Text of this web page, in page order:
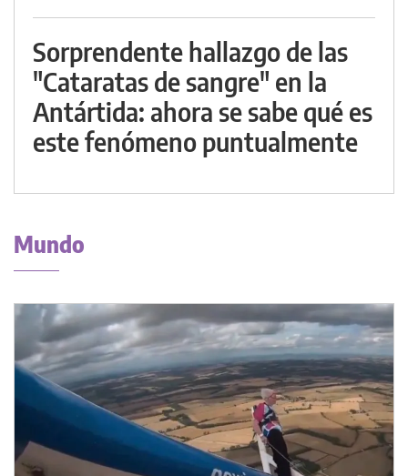
Sorprendente hallazgo de las
"Cataratas de sangre" en la
Antártida: ahora se sabe qué es
este fenómeno puntualmente
Mundo